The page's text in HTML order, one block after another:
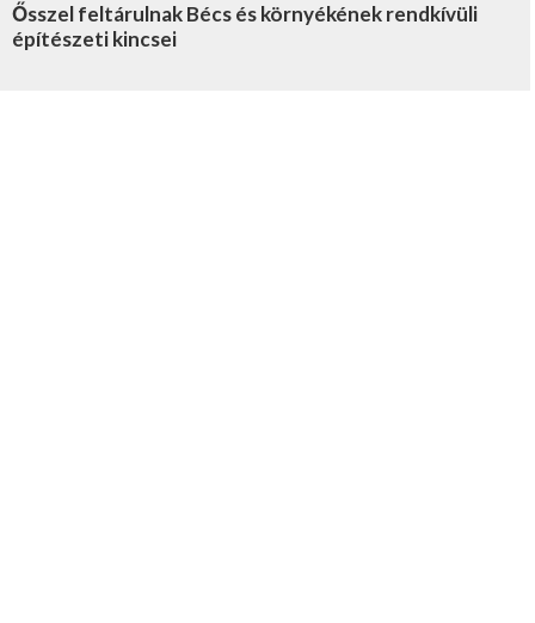
Ősszel feltárulnak Bécs és környékének rendkívüli
építészeti kincsei